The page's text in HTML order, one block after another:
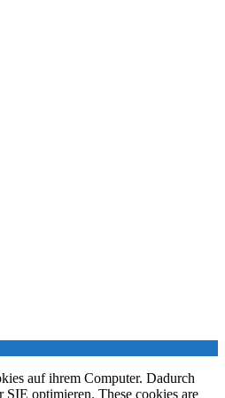
auf ihrem Computer. Dadurch
optimieren. These cookies are